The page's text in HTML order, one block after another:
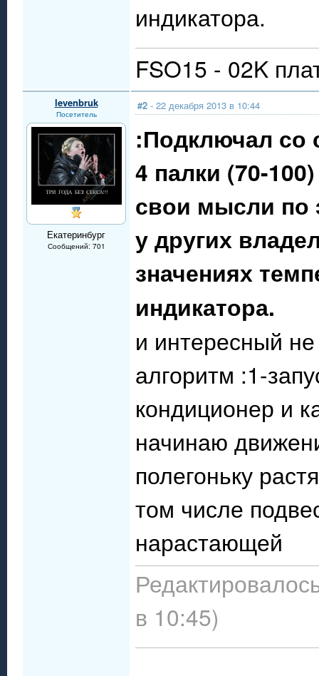
индикатора.
FSO15 - 02K
levenbruk
Посетитель
Екатеринбург
Сообщений: 701
#2 - 22 декабря 2013 в 10:44
:Подключал со
4 палки (70-
свои мысли по
у других
значениях
индикатора.
и интересный
алгоритм :1-
кондиционер и
начинаю
полегоньку
том числе
нарастающей
в 10:45)